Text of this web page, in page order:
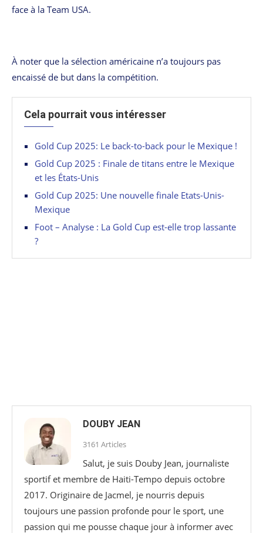
face à la Team USA.
À noter que la sélection américaine n’a toujours pas
encaissé de but dans la compétition.
Cela pourrait vous intéresser
Gold Cup 2025: Le back-to-back pour le Mexique !
Gold Cup 2025 : Finale de titans entre le Mexique
et les États-Unis
Gold Cup 2025: Une nouvelle finale Etats-Unis-
Mexique
Foot – Analyse : La Gold Cup est-elle trop lassante
?
DOUBY JEAN
3161 Articles
Salut, je suis Douby Jean, journaliste
sportif et membre de Haiti-Tempo depuis octobre
2017. Originaire de Jacmel, je nourris depuis
toujours une passion profonde pour le sport, une
passion qui me pousse chaque jour à informer avec